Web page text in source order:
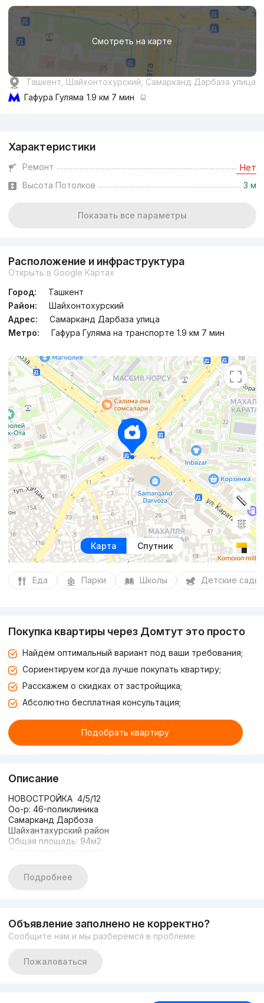
Смотреть на карте
Ташкент, Шайхонтохурский, Самарканд Дарбаза улица
Гафура Гуляма 1.9 км 7 мин
Характеристики
Ремонт Нет
Высота Потолков 3 м
Показать все параметры
Расположение и инфраструктура
Открыть в Google Картах
Город:
Ташкент
Район:
Шайхонтохурский
Адрес:
Самарканд Дарбаза улица
Метро:
Гафура Гуляма на транспорте 1.9 км 7 мин
Карта Спутник
Еда Парки Школы Детские сады
Покупка квартиры через Домтут это просто
Найдём оптимальный вариант под ваши требования;
Сориентируем когда лучше покупать квартиру;
Расскажем о скидках от застройщика;
Абсолютно бесплатная консультация;
Подобрать квартиру
Описание
НОВОСТРОЙКА 4/5/12
Оо-р: 46-поликлиника
Самарканд Дарбоза
Шайхантахурский район
Общая площадь: 94м2
Состояние гос ремонт
Имеется своя парковка
Частично мебель техника
Подробнее
Объявление заполнено не корректно?
Сообщите нам и мы разберёмся в проблеме
Пожаловаться